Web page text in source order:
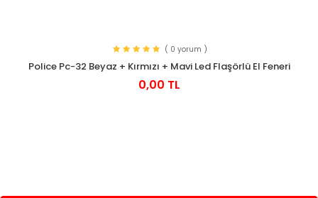
( 0 yorum )
Police Pc-32 Beyaz + Kırmızı + Mavi Led Flaşörlü El Feneri
0,00 TL